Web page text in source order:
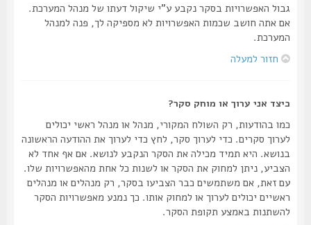
גבול האפשרויות בסקר נקבע ע"י שיקול דעתו של מנהל המערכת.
אם אתה חושב שכמות האפשרויות לא מספיקה לך, פנה למנהל
המערכת.
חזור למעלה
כיצד אני ערוך או מוחק סקר?
כמו בהודעות, רק השולח המקורי, מנהל או מנהל ראשי יכולים
לערוך סקרים. כדי לערוך סקר, לחץ כדי לערוך את ההודעה הראשונה
בנושא. היא תמיד מכילה את הסקר הנקבע לנושא. אם אף אחד לא
הצביע, ניתן למחוק את הסקר או לשנות כל אחת מהאפשרויות שלו.
עם זאת, אם משתמשים כבר הצביעו בסקר, רק מנהלים או מנהלים
ראשיים יכולים לערוך או למחוק אותו. כך נמנע מאפשרויות הסקר
להשתנות באמצע תקופת הסקר.